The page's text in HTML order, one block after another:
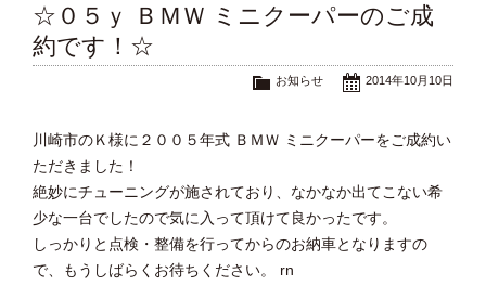
☆０５ｙ ＢＭＷ ミニクーパーのご成
約です！☆
2014年10月10日
お知らせ
川崎市のＫ様に２００５年式 ＢＭＷ ミニクーパーをご成約い
ただきました！
絶妙にチューニングが施されており、なかなか出てこない希
少な一台でしたので気に入って頂けて良かったです。
しっかりと点検・整備を行ってからのお納車となりますの
で、もうしばらくお待ちください。 rn